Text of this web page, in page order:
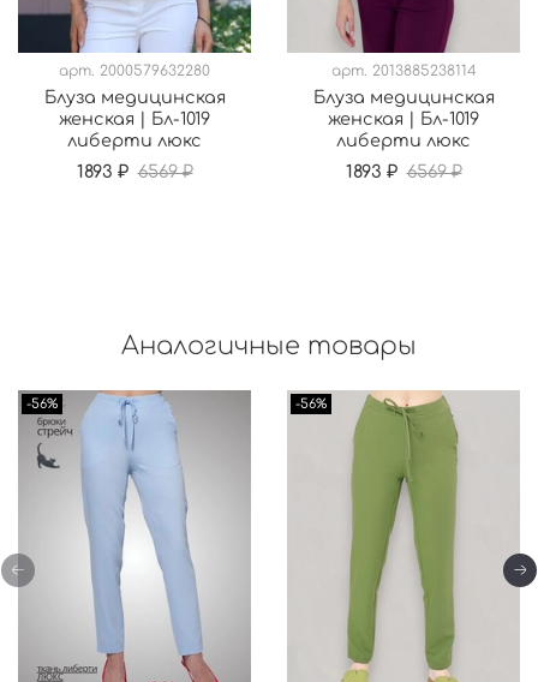
арт. 2000579632280
Блуза медицинская
женская | Бл-1019
либерти люкс
1893 ₽ 6569 ₽
арт. 2013885238114
Блуза медицинская
женская | Бл-1019
либерти люкс
1893 ₽ 6569 ₽
Аналогичные товары
-56% -56%